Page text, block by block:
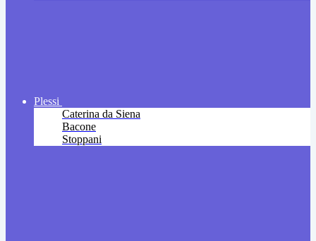
Plessi
Caterina da Siena
Bacone
Stoppani